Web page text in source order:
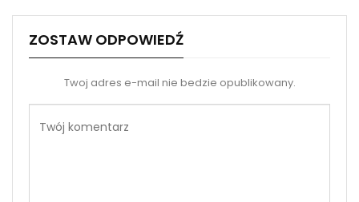
ZOSTAW ODPOWIEDŹ
Twoj adres e-mail nie bedzie opublikowany.